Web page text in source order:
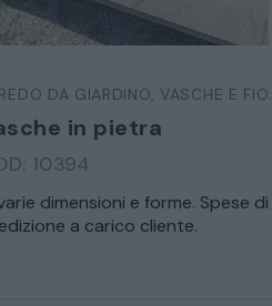
DA GIARDINO, VASCHE E FIORIERE
in pietra
10394
dimensioni e forme. Spese di
a carico cliente.